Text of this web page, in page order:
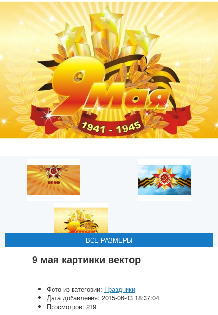
ВСЕ РАЗМЕРЫ
ВСЕ РАЗМЕРЫ
ВСЕ РАЗМЕРЫ
ВСЕ РАЗМЕРЫ
ВСЕ РАЗМЕРЫ
9 мая картинки вектор
Фото из категории: Праздники
Дата добавления: 2015-06-03 18:37:04
Просмотров: 219